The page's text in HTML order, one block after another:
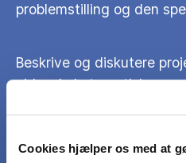
Cookies hjælper os med at
problemstilling og den
Beskrive og diskutere
videnskabsteoretiske og
udgangspunkt, herunder
analyser og resultater.